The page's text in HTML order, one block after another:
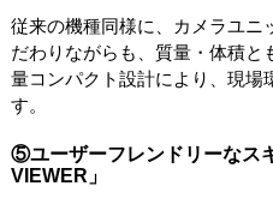
従来の機種同様に、カメラユニ
だわりながらも、質量・体積と
量コンパクト設計により、現場
す。
⑤ユーザーフレンドリーなス
VIEWER」